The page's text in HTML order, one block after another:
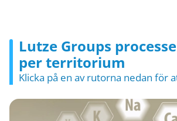
Lutze Groups
per territorium
Klicka på en av rutorna nedan för